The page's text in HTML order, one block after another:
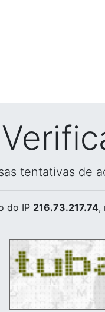
tentativas de
do IP 216.73.217.74,